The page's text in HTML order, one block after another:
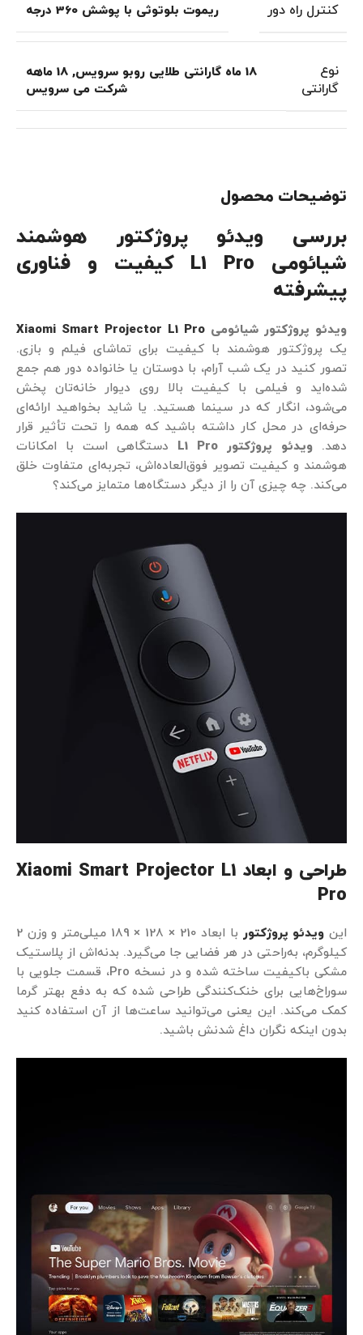
توضیحات محصول
بررسی ویدئو پروژکتور هوشمند
شیائومی
کیفیت و فناوری
پیشرفته
ویدئو پروژکتور شیائومی
یک پروژکتور هوشمند با کیفیت برای تماشای فیلم و بازی.
تصور کنید در یک شب آرام، با دوستان یا خانواده دور هم جمع
شده‌اید و فیلمی با کیفیت بالا روی دیوار خانه‌تان پخش
می‌شود، انگار که در سینما هستید. یا شاید بخواهید ارائه‌ای
حرفه‌ای در محل کار داشته باشید که همه را تحت تأثیر قرار
دهد. ویدئو پروژکتور L1 Pro
دستگاهی است با امکانات
هوشمند و کیفیت تصویر فوق‌العاده‌اش، تجربه‌ای متفاوت خلق
می‌کند. چه چیزی آن را از دیگر دستگاه‌ها متمایز می‌کند؟
طراحی و ابعاد Xiaomi Smart Projector L1
Pro
این ویدئو پروژکتور
با ابعاد 210 × 128 × 189 میلی‌متر و وزن 2
کیلوگرم، به‌راحتی در هر فضایی جا می‌گیرد. بدنه‌اش از پلاستیک
مشکی باکیفیت ساخته شده و در نسخه Pro، قسمت جلویی با
سوراخ‌هایی برای خنک‌کنندگی طراحی شده که به دفع بهتر گرما
کمک می‌کند. این یعنی می‌توانید ساعت‌ها از آن استفاده کنید
بدون اینکه نگران داغ شدنش باشید.
کنترل راه دور ریموت بلوتوثی با پوشش 360 درجه
نوع
گارانتی
18 ماه گارانتی طلایی روبو سرویس ,
18 ماهه
شرکت می سرویس